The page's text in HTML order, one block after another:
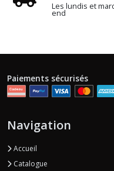
Les lundis et
end
Paiements sécurisés
Navigation
Accueil
Catalogue